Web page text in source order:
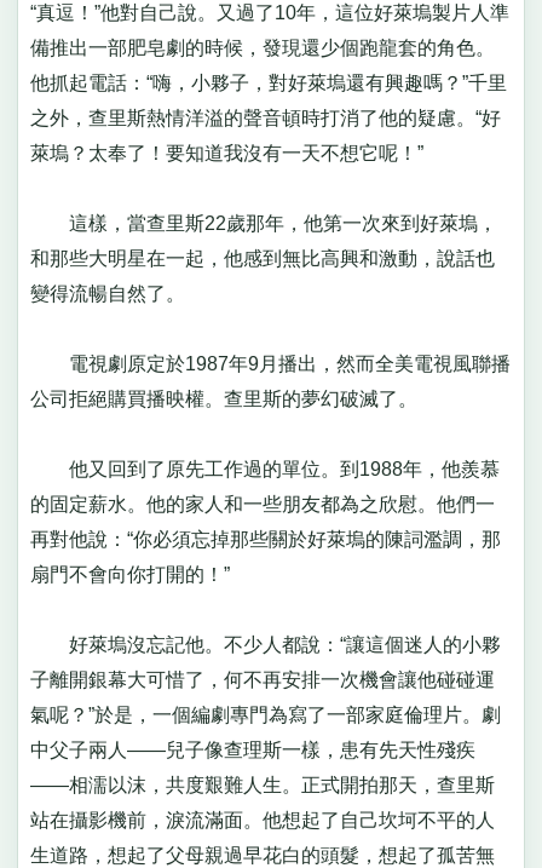
“真逗！”他對自己說。又過了10年，這位好萊塢製片人準
備推出一部肥皂劇的時候，發現還少個跑龍套的角色。
他抓起電話：“嗨，小夥子，對好萊塢還有興趣嗎？”千里
之外，查里斯熱情洋溢的聲音頓時打消了他的疑慮。“好
萊塢？太奉了！要知道我沒有一天不想它呢！”
這樣，當查里斯22歲那年，他第一次來到好萊塢，
和那些大明星在一起，他感到無比高興和激動，說話也
變得流暢自然了。
電視劇原定於1987年9月播出，然而全美電視風聯播
公司拒絕購買播映權。查里斯的夢幻破滅了。
他又回到了原先工作過的單位。到1988年，他羨慕
的固定薪水。他的家人和一些朋友都為之欣慰。他們一
再對他說：“你必須忘掉那些關於好萊塢的陳詞濫調，那
扇門不會向你打開的！”
好萊塢沒忘記他。不少人都說：“讓這個迷人的小夥
子離開銀幕大可惜了，何不再安排一次機會讓他碰碰運
氣呢？”於是，一個編劇專門為寫了一部家庭倫理片。劇
中父子兩人——兒子像查理斯一樣，患有先天性殘疾
——相濡以沫，共度艱難人生。正式開拍那天，查里斯
站在攝影機前，淚流滿面。他想起了自己坎坷不平的人
生道路，想起了父母親過早花白的頭髮，想起了孤苦無